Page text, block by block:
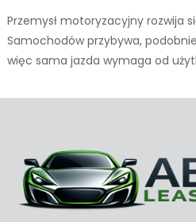
Przemysł motoryzacyjny rozwija
Samochodów przybywa,
więc sama jazda wymaga od
popełniony na drodze może
przemieszczanie się. Zaczęto